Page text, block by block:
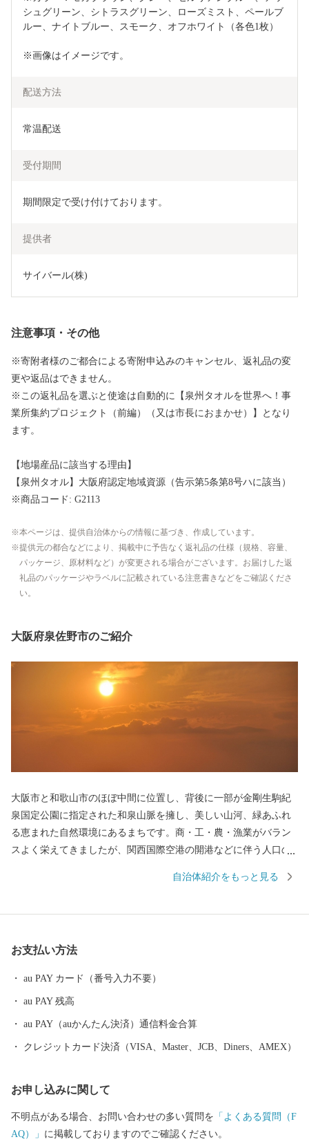
シュグリーン、シトラスグリーン、ローズミスト、ペールブ
ルー、ナイトブルー、スモーク、オフホワイト（各色1枚）
※画像はイメージです。
配送方法
常温配送
受付期間
期間限定で受け付けております。
提供者
サイバール(株)
注意事項・その他
※寄附者様のご都合による寄附申込みのキャンセル、返礼品の変
更や返品はできません。
※この返礼品を選ぶと使途は自動的に【泉州タオルを世界へ！事
業所集約プロジェクト（前編）（又は市長におまかせ）】となり
ます。
【地場産品に該当する理由】
【泉州タオル】大阪府認定地域資源（告示第5条第8号ハに該当）
※商品コード: G2113
本ページは、提供自治体からの情報に基づき、作成しています。
提供元の都合などにより、掲載中に予告なく返礼品の仕様（規格、容量、
パッケージ、原材料など）が変更される場合がございます。お届けした返
礼品のパッケージやラベルに記載されている注意書きなどをご確認くださ
い。
大阪府泉佐野市のご紹介
大阪市と和歌山市のほぼ中間に位置し、背後に一部が金剛生駒紀
泉国定公園に指定された和泉山脈を擁し、美しい山河、緑あふれ
る恵まれた自然環境にあるまちです。商・工・農・漁業がバラン
スよく栄えてきましたが、関西国際空港の開港などに伴う人口の
由来は、中世以来の村名「佐野」に旧国名和泉を冠したもので、
みさのし）が誕生し、昭和29年、南中通村、日根野村、長滝村、
上之郷村、大土村の5カ村が合併し、現在の市域が形成されていま
し、世界と日本を結ぶ玄関都市として、21世紀にふさわしい国際
都市をめざしてまちづくりに取り組んでいます。
自治体紹介をもっと見る
お支払い方法
au PAY カード（番号入力不要）
au PAY 残高
au PAY（auかんたん決済）通信料金合算
クレジットカード決済（VISA、Master、JCB、Diners、AMEX）
お申し込みに関して
不明点がある場合、お問い合わせの多い質問を 「よくある質問（F
AQ）」 に掲載しておりますのでご確認ください。